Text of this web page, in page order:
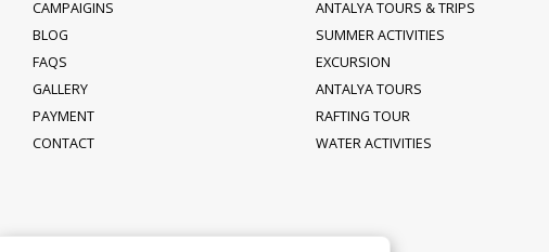
CAMPAIGINS
BLOG
FAQS
GALLERY
PAYMENT
CONTACT
ANTALYA TOURS & TRIPS
SUMMER ACTIVITIES
EXCURSION
ANTALYA TOURS
RAFTING TOUR
WATER ACTIVITIES